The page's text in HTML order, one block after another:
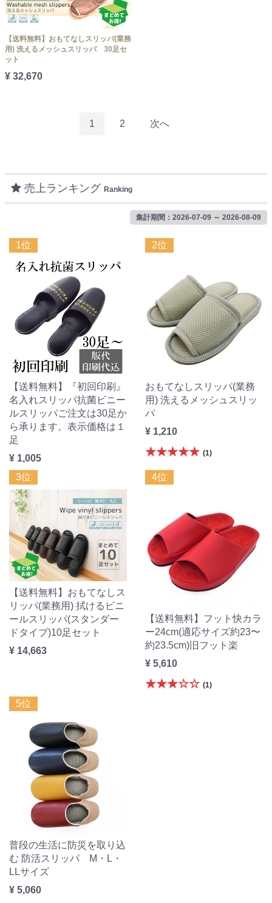
【送料無料】おもてなしスリッパ(業務
用) 洗えるメッシュスリッパ 30足セ
ット
¥ 32,670
1 2 次へ
売上ランキング Ranking
集計期間：2026-07-09 ～ 2026-08-09
1位
【送料無料】『初回印刷』
名入れスリッパ抗菌ビニー
ルスリッパご注文は30足か
ら承ります。表示価格は１
足
¥ 1,005
2位
おもてなしスリッパ(業務
用) 洗えるメッシュスリッ
パ
¥ 1,210
★★★★★ (1)
3位
【送料無料】おもてなしス
リッパ(業務用) 拭けるビニ
ールスリッパ(スタンダー
ドタイプ)10足セット
¥ 14,663
4位
【送料無料】フット快カラ
ー24cm(適応サイズ約23〜
約23.5cm)旧フット楽
¥ 5,610
★★★☆☆ (1)
5位
普段の生活に防災を取り込
む 防活スリッパ M・L・
LLサイズ
¥ 5,060